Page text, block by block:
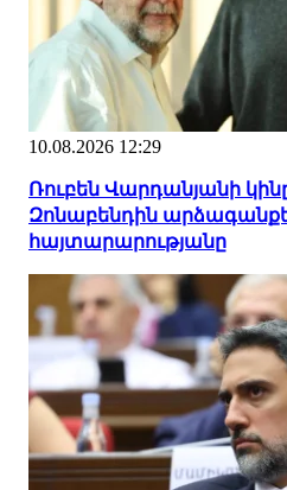
10.08.2026 12:29
Ռուբեն Վարդանյանի
Զոնաբենդին
հայտարարությանը